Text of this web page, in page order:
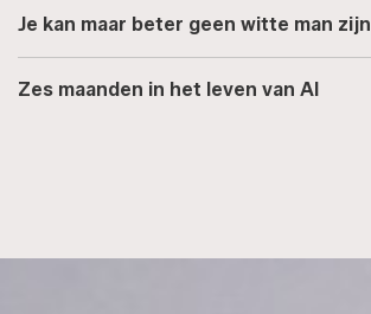
Je kan maar beter geen witte man zijn
Zes maanden in het leven van AI